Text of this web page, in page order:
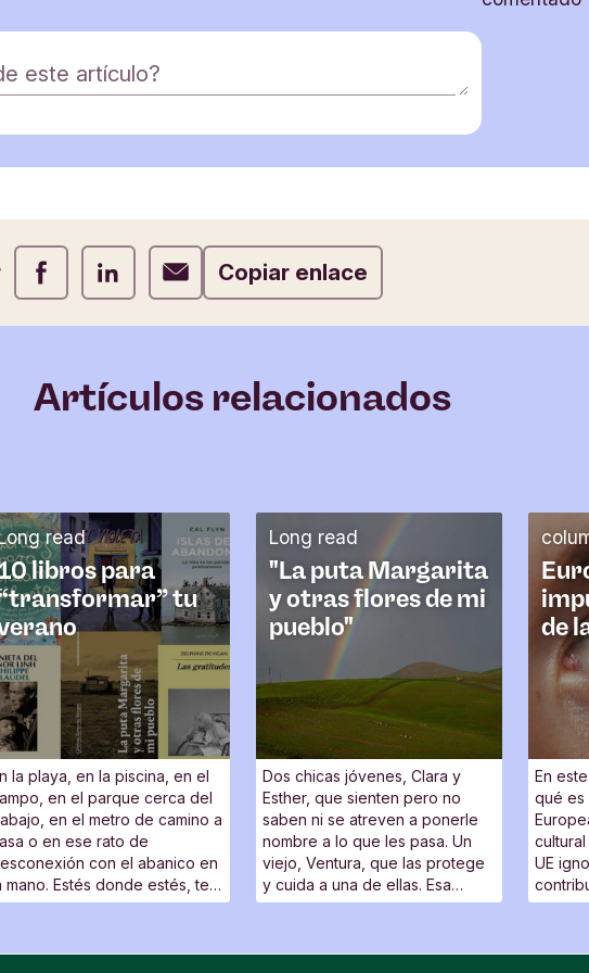
este artículo?
Compartir Facebook
Compartir LinkedIn
Compartir Correo electrónico
Copiar enlace
Artículos relacionados
libros para
tu
read
la playa, en la piscina, en el
en el parque cerca del
en el metro de camino a
o en ese rato de
con el abanico en
mano. Estés donde estés, te
la compañía perfecta
"La puta Margarita
y otras flores de mi
pueblo"
Long read
Dos chicas jóvenes, Clara y
Esther, que sienten pero no
saben ni se atreven a ponerle
nombre a lo que les pasa. Un
viejo, Ventura, que las protege
y cuida a una de ellas. Esa
misma persona que se enamora
de
En
qué es
UE
exigen